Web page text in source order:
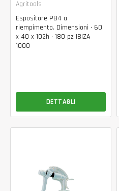
Agritools
Espositore PB4 a
riempimento. Dimensioni • 60
x 40 x 102h • 180 pz IBIZA
1000
DETTAGLI